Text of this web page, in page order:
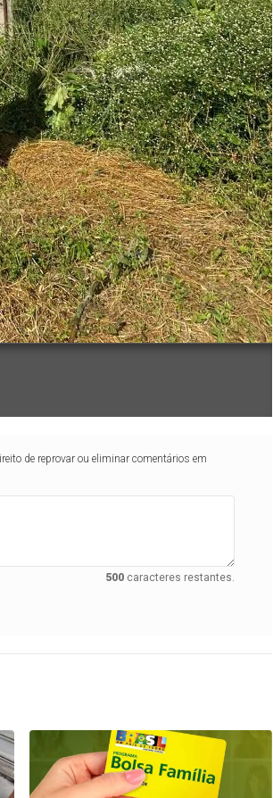
de reprovar ou eliminar comentários em
500caracteres restantes.